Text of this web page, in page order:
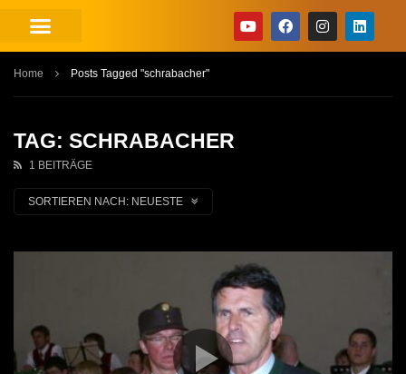
Home Posts Tagged "schrabacher"
TAG: SCHRABACHER
1 BEITRÄGE
SORTIEREN NACH: NEUESTE